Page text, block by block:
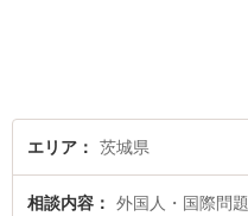
エリア 茨城県
相談内容 外国人・国際問題